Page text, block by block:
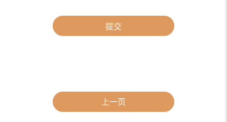
提交
上一页